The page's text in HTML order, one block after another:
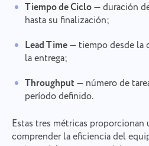
Tiempo de Ciclo— duración
hasta su finalización;
Lead Time— tiempo desde la
la entrega;
Throughput — número de
período definido.
Estas tres métricas proporcionan
comprender la eficiencia del